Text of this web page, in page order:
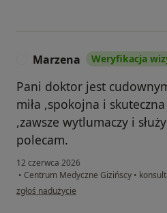
Marzena Weryfikacja
Pani doktor jest
miła ,spokojna i
,zawsze wytlumaczy i
polecam.
12 czerwca 2026
• Centrum Medyczne Gizińscy •
w opinii użytkownika Marzena
zgłoś nadużycie